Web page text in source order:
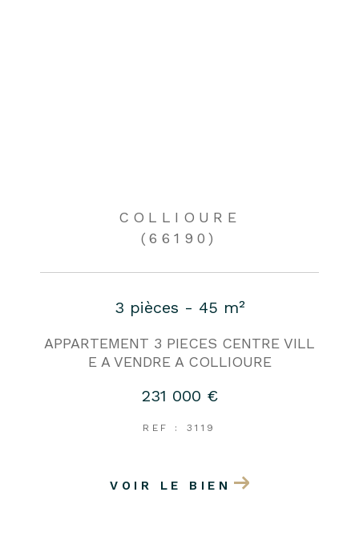
COLLIOURE
(66190)
3 pièces - 45 m²
APPARTEMENT 3 PIECES CENTRE VILL
E A VENDRE A COLLIOURE
231 000 €
REF : 3119
VOIR LE BIEN